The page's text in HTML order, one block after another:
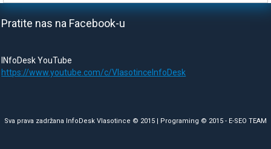
Pratite nas na Facebook-u
INfoDesk YouTube
https://www.youtube.com/c/VlasotinceInfoDesk
Sva prava zadržana InfoDesk Vlasotince © 2015 | Programing © 2015 - E-SEO TEAM